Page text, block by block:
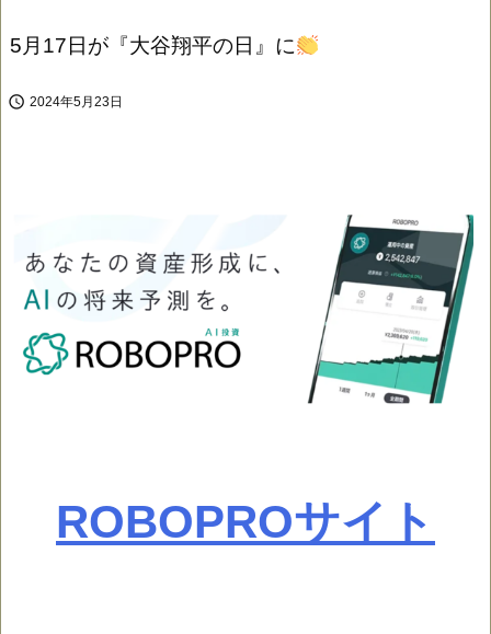
5月17日が『大谷翔平の日』に
 2024年5月23日
ROBOPROサイト